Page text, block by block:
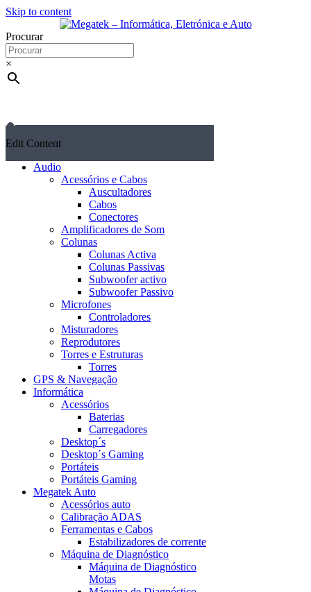
Skip to content
Procurar
×
Edit Content
Audio
Acessórios e Cabos
Auscultadores
Cabos
Conectores
Amplificadores de Som
Colunas
Colunas Activa
Colunas Passivas
Subwoofer activo
Subwoofer Passivo
Microfones
Controladores
Misturadores
Reprodutores
Torres e Estruturas
Torres
GPS & Navegação
Informática
Acessórios
Baterias
Carregadores
Desktop´s
Desktop´s Gaming
Portáteis
Portáteis Gaming
Megatek Auto
Acessórios auto
Calibração ADAS
Ferramentas e Cabos
Estabilizadores de corrente
Máquina de Diagnóstico
Máquina de Diagnóstico
Motas